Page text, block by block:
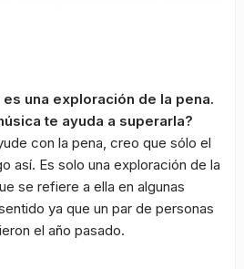
una exploración de la pena.
te ayuda a superarla?
con la pena, creo que sólo el
así. Es solo una exploración de la
se refiere a ella en algunas
ya que un par de personas
el año pasado.